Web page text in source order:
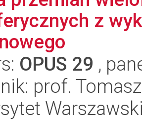
z
OPUS 29 ,
prof.